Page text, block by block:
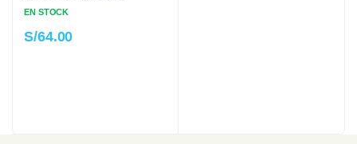
EN STOCK
S/64.00